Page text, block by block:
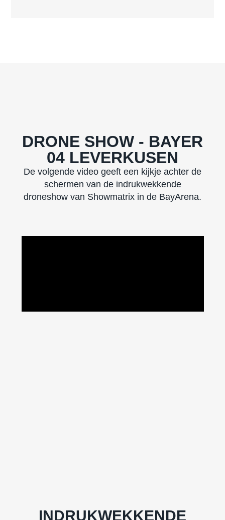
DRONE SHOW - BAYER
04 LEVERKUSEN
De volgende video geeft een kijkje achter de
schermen van de indrukwekkende
droneshow van Showmatrix in de BayArena.
INDRUKWEKKENDE